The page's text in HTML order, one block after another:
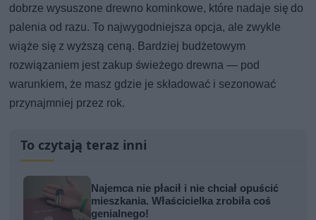
dobrze wysuszone drewno kominkowe, które nadaje się do
palenia od razu. To najwygodniejsza opcja, ale zwykle
wiąże się z wyższą ceną. Bardziej budżetowym
rozwiązaniem jest zakup świeżego drewna — pod
warunkiem, że masz gdzie je składować i sezonować
przynajmniej przez rok.
To czytają teraz inni
Najemca nie płacił i nie chciał opuścić
mieszkania. Właścicielka zrobiła coś
genialnego!